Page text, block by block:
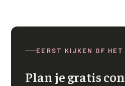
EERST KIJKEN OF
Plan je gratis